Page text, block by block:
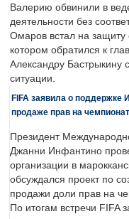
Валерию обвинили в
деятельности без
Омаров встал на защиту
котором обратился к
Александру Бастрыкину
ситуации.
FIFA заявила о поддержке
продаже прав на
Президент
Джанни Инфантино
организации в
обсуждался проект по
продажи доли прав на
По итогам встречи FIFA